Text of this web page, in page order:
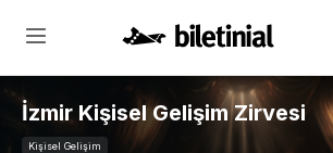
İzmir Kişisel Gelişim Zirvesi
Kişisel Gelişim